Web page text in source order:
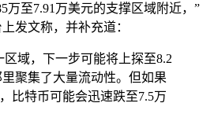
万至7.91万美元的支撑区域附近，”
发文称，并补充道：
区域，下一步可能将上探至8.2
聚集了大量流动性。但如果
比特币可能会迅速跌至7.5万